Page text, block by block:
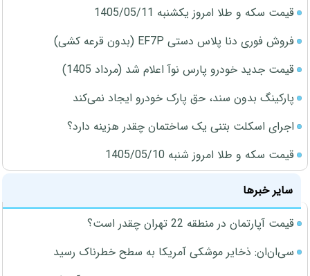
قیمت سکه و طلا امروز یکشنبه 1405/05/11
فروش فوری دنا پلاس دستی EF7P (بدون قرعه کشی)
قیمت جدید خودرو پارس نوآ اعلام شد (مرداد 1405)
پارکینگ بدون سند، حق پارک خودرو ایجاد نمی‌کند
اجرای اسکلت بتنی یک ساختمان چقدر هزینه دارد؟
قیمت سکه و طلا امروز شنبه 1405/05/10
سایر خبرها
قیمت آپارتمان در منطقه 22 تهران چقدر است؟
سی‌ان‌ان: ذخایر موشکی آمریکا به سطح خطرناک رسید